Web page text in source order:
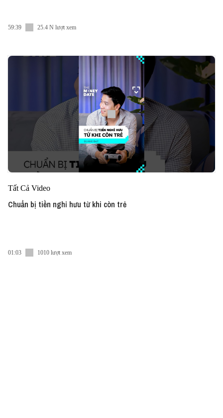
59:39 25.4 N lượt xem
Tất Cả Video
Chuẩn bị tiền nghỉ hưu từ khi còn trẻ
01:03 1010 lượt xem